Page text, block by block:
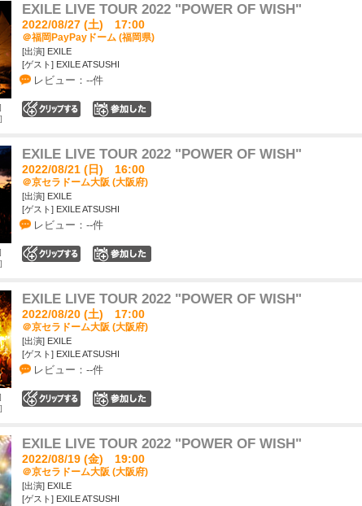
EXILE LIVE TOUR 2022 "POWER OF WISH"
2022/08/27 (土) 17:00
＠福岡PayPayドーム (福岡県)
[出演] EXILE
[ゲスト] EXILE ATSUSHI
レビュー：--件
EXILE LIVE TOUR 2022 "POWER OF WISH"
2022/08/21 (日) 16:00
＠京セラドーム大阪 (大阪府)
[出演] EXILE
[ゲスト] EXILE ATSUSHI
レビュー：--件
EXILE LIVE TOUR 2022 "POWER OF WISH"
2022/08/20 (土) 17:00
＠京セラドーム大阪 (大阪府)
[出演] EXILE
[ゲスト] EXILE ATSUSHI
レビュー：--件
EXILE LIVE TOUR 2022 "POWER OF WISH"
2022/08/19 (金) 19:00
＠京セラドーム大阪 (大阪府)
[出演] EXILE
[ゲスト] EXILE ATSUSHI